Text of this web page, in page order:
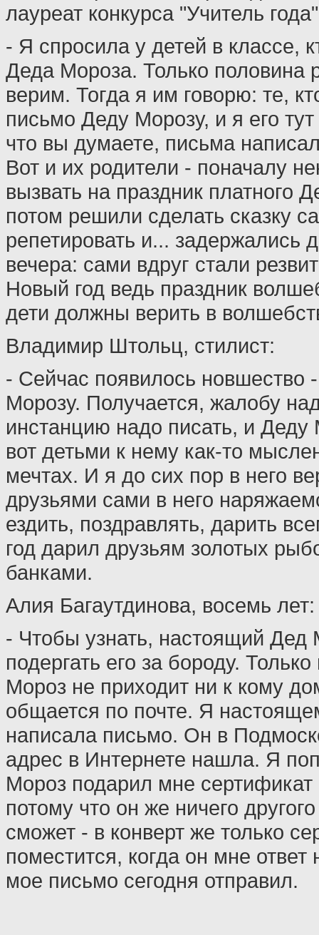
лауреат конкурса "Учитель
- Я спросила у детей в классе,
Деда Мороза. Только половина
верим. Тогда я им говорю: те,
письмо Деду Морозу, и я его
что вы думаете, письма
Вот и их родители - поначалу
вызвать на праздник платного
потом решили сделать сказку
репетировать и... задержались
вечера: сами вдруг стали
Новый год ведь праздник
дети должны верить в
Владимир Штольц, стилист:
- Сейчас появилось новшество
Морозу. Получается, жалобу
инстанцию надо писать, и
вот детьми к нему как-то
мечтах. И я до сих пор в него
друзьями сами в него
ездить, поздравлять, дарить
год дарил друзьям золотых
банками.
Алия Багаутдинова, восемь лет:
- Чтобы узнать, настоящий Дед
подергать его за бороду.
Мороз не приходит ни к кому
общается по почте. Я
написала письмо. Он в
адрес в Интернете нашла. Я
Мороз подарил мне сертификат
потому что он же ничего
сможет - в конверт же только
поместится, когда он мне
мое письмо сегодня отправил.